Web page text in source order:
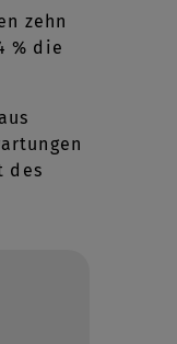
zehn
% die
des